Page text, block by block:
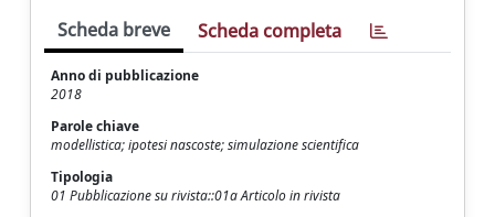
Scheda breve Scheda completa
Anno di pubblicazione
2018
Parole chiave
modellistica; ipotesi nascoste; simulazione scientifica
Tipologia
01 Pubblicazione su rivista::01a Articolo in rivista